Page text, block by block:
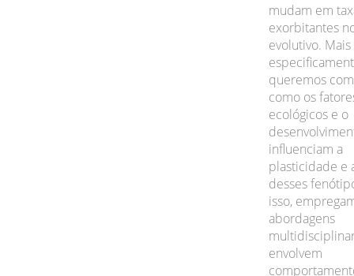
mudam em
exorbitantes
evolutivo. Mais
queremos
como os
ecológicos e o
influenciam a
plasticidade e
desses
isso,
abordagens
envolvem